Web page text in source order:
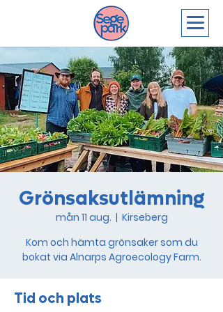
Grönsaksutlämning
mån 11 aug.
  |
Kirseberg
Kom och hämta grönsaker som du
bokat via Alnarps Agroecology Farm.
Tid och plats